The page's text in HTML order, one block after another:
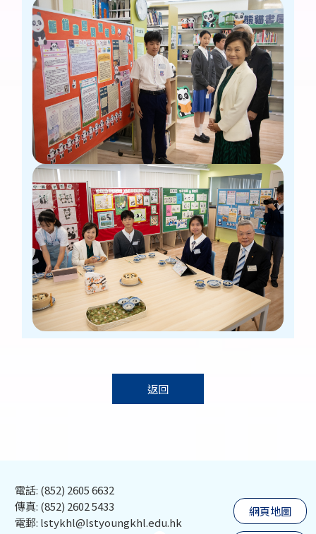
返回
電話: (852) 2605 6632
傳真: (852) 2602 5433
電郵: lstykhl@lstyoungkhl.edu.hk
網頁地圖